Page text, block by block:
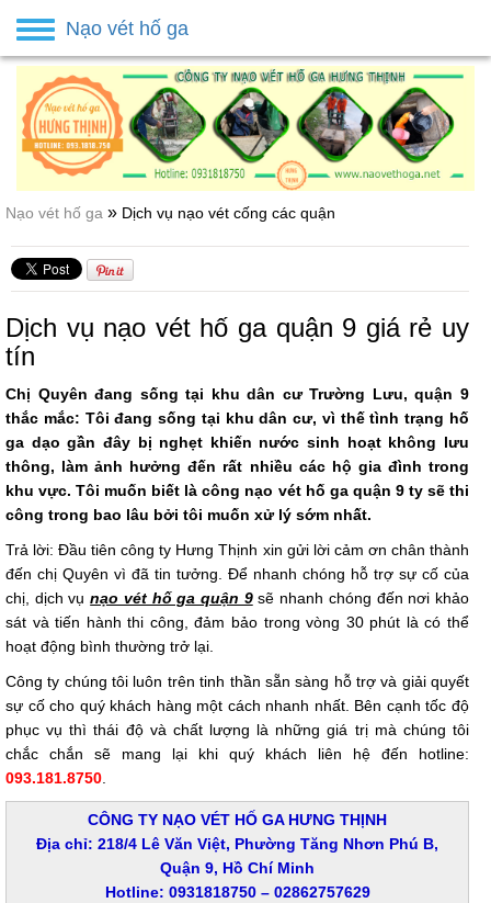
Nạo vét hố ga » Dịch vụ nạo vét cống các quận
Dịch vụ nạo vét hố ga quận 9 giá rẻ uy
tín
Chị Quyên đang sống tại khu dân cư Trường Lưu, quận 9
thắc mắc: Tôi đang sống tại khu dân cư, vì thế tình trạng hố
ga dạo gần đây bị nghẹt khiến nước sinh hoạt không lưu
thông, làm ảnh hưởng đến rất nhiều các hộ gia đình trong
khu vực. Tôi muốn biết là công nạo vét hố ga quận 9 ty sẽ thi
công trong bao lâu bởi tôi muốn xử lý sớm nhất.
Trả lời: Đầu tiên công ty Hưng Thịnh xin gửi lời cảm ơn chân thành
đến chị Quyên vì đã tin tưởng. Để nhanh chóng hỗ trợ sự cố của
chị, dịch vụnạo vét hố ga quận 9sẽ nhanh chóng đến nơi khảo
sát và tiến hành thi công, đảm bảo trong vòng 30 phút là có thể
hoạt động bình thường trở lại.
Công ty chúng tôi luôn trên tinh thần sẵn sàng hỗ trợ và giải quyết
sự cố cho quý khách hàng một cách nhanh nhất. Bên cạnh tốc độ
phục vụ thì thái độ và chất lượng là những giá trị mà chúng tôi
chắc chắn sẽ mang lại khi quý khách liên hệ đến hotline:
093.181.8750
CÔNG TY NẠO VÉT HỐ GA HƯNG THỊNH
Địa chỉ: 218/4 Lê Văn Việt, Phường Tăng Nhơn Phú B,
Quận 9, Hồ Chí Minh
Hotline: 0931818750 – 02862757629
Toggle
navigation
Nạo vét hố ga